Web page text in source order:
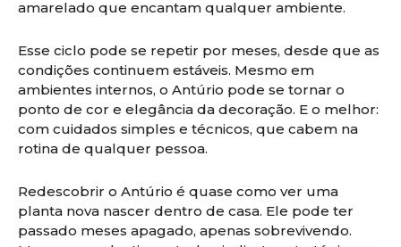
amarelado que encantam qualquer ambiente.
Esse ciclo pode se repetir por meses, desde que as
condições continuem estáveis. Mesmo em
ambientes internos, o Antúrio pode se tornar o
ponto de cor e elegância da decoração. E o melhor:
com cuidados simples e técnicos, que cabem na
rotina de qualquer pessoa.
Redescobrir o Antúrio é quase como ver uma
planta nova nascer dentro de casa. Ele pode ter
passado meses apagado, apenas sobrevivendo.